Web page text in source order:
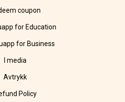
coupon
for Education
for Business
I media
Avtrykk
Policy